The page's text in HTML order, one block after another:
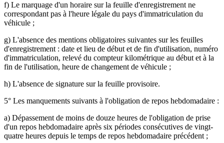
f) Le marquage d'un horaire sur la feuille d'enregistrement ne
correspondant pas à l'heure légale du pays d'immatriculation du
véhicule ;
g) L'absence des mentions obligatoires suivantes sur les feuilles
d'enregistrement : date et lieu de début et de fin d'utilisation, numéro
d'immatriculation, relevé du compteur kilométrique au début et à la
fin de l'utilisation, heure de changement de véhicule ;
h) L'absence de signature sur la feuille provisoire.
5° Les manquements suivants à l'obligation de repos hebdomadaire :
a) Dépassement de moins de douze heures de l'obligation de prise
d'un repos hebdomadaire après six périodes consécutives de vingt-
quatre heures depuis le temps de repos hebdomadaire précédent ;